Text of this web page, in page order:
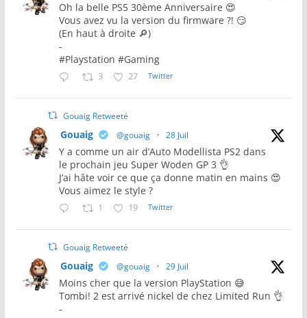
Oh la belle PS5 30ème Anniversaire 😍
Vous avez vu la version du firmware ?! 😏
(En haut à droite 🔎)
-
#Playstation #Gaming
3 27 Twitter
Gouaig Retweeté
Gouaig @gouaig · 28 Juil
Y a comme un air d’Auto Modellista PS2 dans
le prochain jeu Super Woden GP 3 👌
J’ai hâte voir ce que ça donne matin en mains 😍
Vous aimez le style ?
1 19 Twitter
Gouaig Retweeté
Gouaig @gouaig · 29 Juil
Moins cher que la version PlayStation 😅
Tombi! 2 est arrivé nickel de chez Limited Run 👌
-